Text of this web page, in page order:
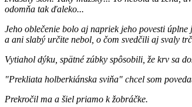
odomňa tak ďaleko...
Jeho oblečenie bolo aj napriek jeho povesti
a ani slabý určite nebol, o čom svedčili aj svaly
Vytiahol dýku, spätné zúbky spôsobili, že krv sa
"Prekliata holberkiánska sviňa" chcel som
Prekročil ma a šiel priamo k žobráčke.